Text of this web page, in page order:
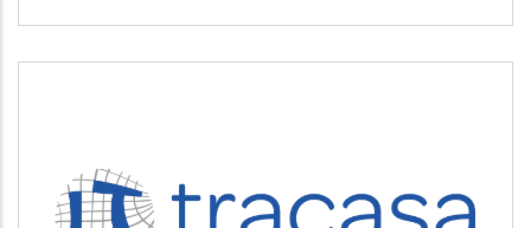
TRACASA INSTRUMENTAL